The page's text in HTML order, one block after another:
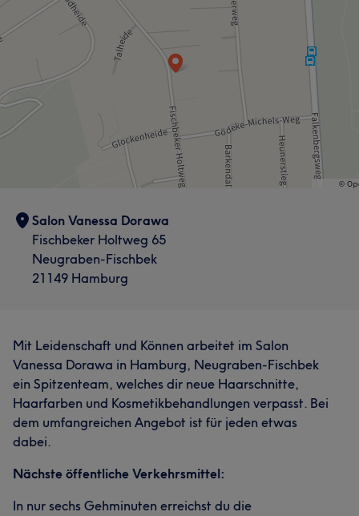
Salon Vanessa Dorawa
Fischbeker Holtweg 65
Neugraben-Fischbek
21149 Hamburg
Mit Leidenschaft und Können arbeitet im Salon
Vanessa Dorawa in Hamburg, Neugraben-Fischbek
ein Spitzenteam, welches dir neue Haarschnitte,
Haarfarben und Kosmetikbehandlungen verpasst. Bei
dem umfangreichen Angebot ist für jeden etwas
dabei.
Nächste öffentliche Verkehrsmittel:
In nur sechs Gehminuten erreichst du die